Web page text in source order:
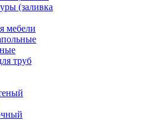
(заливка
мебели
труб